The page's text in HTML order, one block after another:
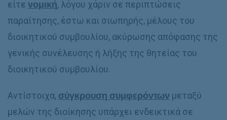
είτε νομική, λόγου χάριν σε περιπτώσεις
παραίτησης, έστω και σιωπηρής, μέλους του
διοικητικού συμβουλίου, ακύρωσης απόφασης της
γενικής συνέλευσης ή λήξης της θητείας του
διοικητικού συμβουλίου.
Αντίστοιχα, σύγκρουση συμφερόντων μεταξύ
μελών της διοίκησης υπάρχει ενδεικτικά σε